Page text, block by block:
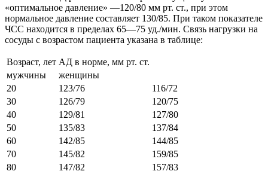
«оптимальное давление» ―120/80 мм рт. ст., при этом
нормальное давление составляет 130/85. При таком показателе
ЧСС находится в пределах 65―75 уд./мин. Связь нагрузки на
сосуды с возрастом пациента указана в таблице:
Возраст, лет АД в норме, мм рт. ст.
мужчины
женщины
20
123/76
116/72
30
126/79
120/75
40
129/81
127/80
50
135/83
137/84
60
142/85
144/85
70
145/82
159/85
80
147/82 157/83